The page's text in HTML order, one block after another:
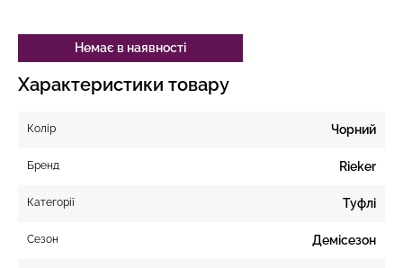
Немає в наявності
Характеристики товару
Колір Чорний
Бренд Rieker
Категорії Туфлі
Сезон Демісезон